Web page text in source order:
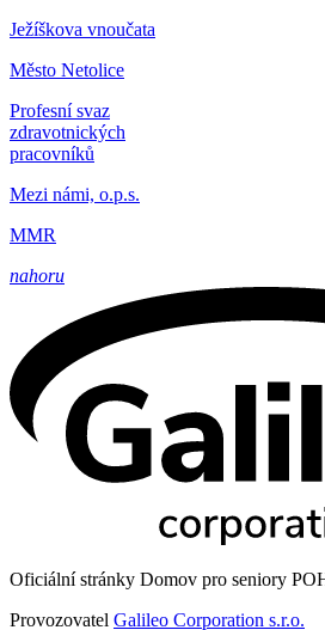
Ježíškova vnoučata
Město Netolice
Profesní svaz
zdravotnických
pracovníků
Mezi námi, o.p.s.
MMR
nahoru
Oficiální stránky Domov pro seniory
Provozovatel Galileo Corporation s.r.o.